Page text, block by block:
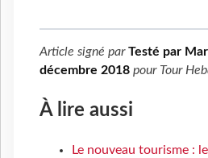
Article signé parTesté par
décembre 2018 pour Tour
À lire aussi
Le nouveau tourisme :